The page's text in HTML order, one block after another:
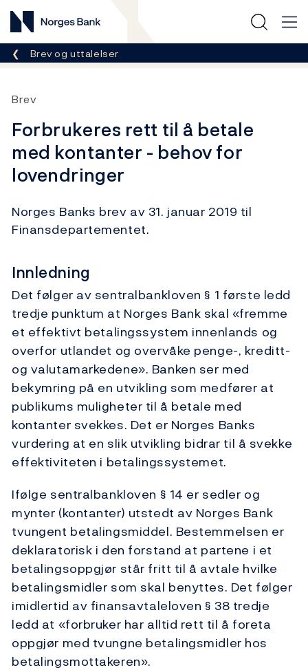
Norges Bank
Her er du nå:
Brev og uttalelser
Brev
Forbrukeres rett til å betale
med kontanter - behov for
lovendringer
Norges Banks brev av 31. januar 2019 til
Finansdepartementet.
Innledning
Det følger av sentralbankloven § 1 første ledd
tredje punktum at Norges Bank skal «fremme
et effektivt betalingssystem innenlands og
overfor utlandet og overvåke penge-, kreditt-
og valutamarkedene». Banken ser med
bekymring på en utvikling som medfører at
publikums muligheter til å betale med
kontanter svekkes. Det er Norges Banks
vurdering at en slik utvikling bidrar til å svekke
effektiviteten i betalingssystemet.
Ifølge sentralbankloven § 14 er sedler og
mynter (kontanter) utstedt av Norges Bank
tvungent betalingsmiddel. Bestemmelsen er
deklaratorisk i den forstand at partene i et
betalingsoppgjør står fritt til å avtale hvilke
betalingsmidler som skal benyttes. Det følger
imidlertid av finansavtaleloven § 38 tredje
ledd at «forbruker har alltid rett til å foreta
oppgjør med tvungne betalingsmidler hos
betalingsmottakeren».